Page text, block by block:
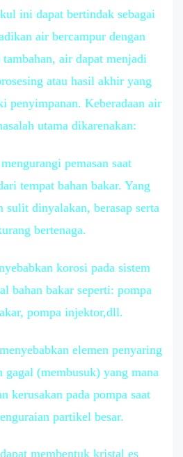
ini dapat bertindak sebagai
air bercampur dengan
air dapat menjadi
atau hasil akhir yang
penyimpanan. Keberadaan air
utama dikarenakan:
pemasan saat
tempat bahan bakar. Yang
sulit dinyalakan, berasap serta
bertenaga.
korosi pada sistem
bahan bakar seperti: pompa
pompa injektor,dll.
elemen penyaring
gagal (membusuk) yang mana
kerusakan pada pompa saat
partikel besar.
membentuk kristal es